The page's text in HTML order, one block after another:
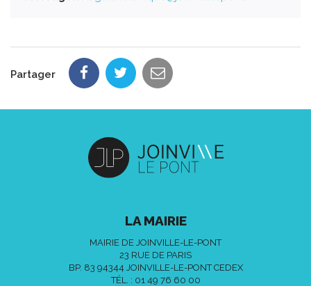
Partager
LA MAIRIE
MAIRIE DE JOINVILLE-LE-PONT
23 RUE DE PARIS
BP. 83 94344 JOINVILLE-LE-PONT CEDEX
TÉL. : 01 49 76 60 00